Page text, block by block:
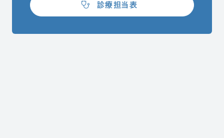
診療担当表
（別ウィンドウで開きます）